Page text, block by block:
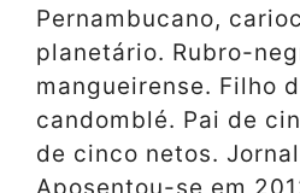
Pernambucano,
planetário. Rubro-
mangueirense. Filho
candomblé. Pai de
de cinco netos.